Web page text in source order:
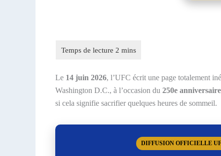
Le 14 juin 2026, l’UFC écrit une page totalement
Washington D.C., à l’occasion du 250e
si cela signifie sacrifier quelques heures de sommeil.
DIFFUSION OFFICIELLE